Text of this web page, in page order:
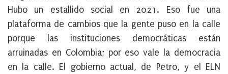
Hubo un estallido social en 2021. Eso fue una
plataforma de cambios que la gente puso en la calle
porque las instituciones democráticas están
arruinadas en Colombia; por eso vale la democracia
en la calle. El gobierno actual, de Petro, y el ELN